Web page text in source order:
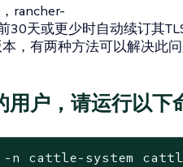
rancher-
天或更少时自动续订其TLS
，有两种方法可以解决此问
户，请运行以下
n cattle-system